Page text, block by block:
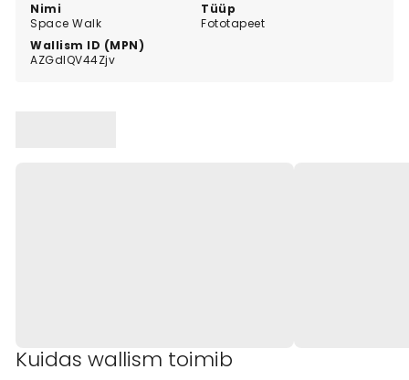
Nimi
Space Walk
Tüüp
Fototapeet
Wallism ID (MPN)
AZGdlQV44Zjv
Kuidas wallism toimib